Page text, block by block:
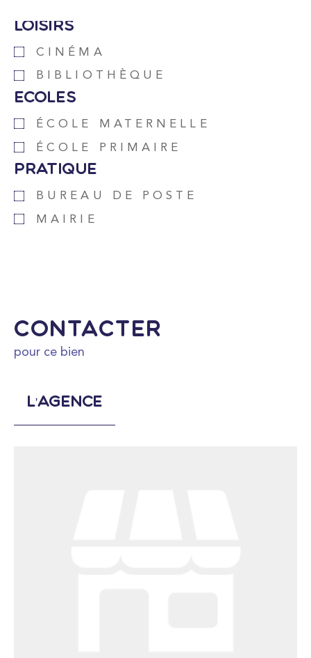
Loisirs
CINÉMA
BIBLIOTHÈQUE
Ecoles
ÉCOLE MATERNELLE
ÉCOLE PRIMAIRE
Pratique
BUREAU DE POSTE
MAIRIE
Contacter
pour ce bien
L'agence